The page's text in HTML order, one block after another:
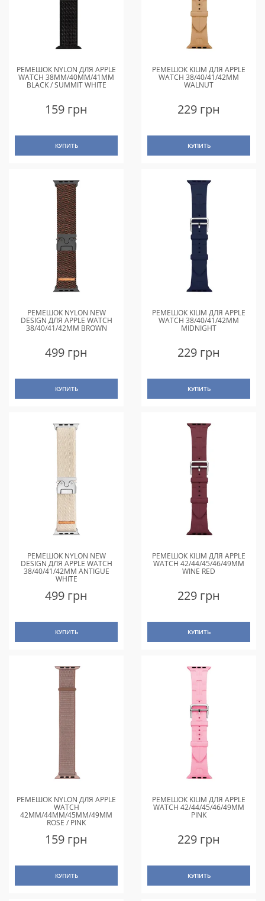
РЕМЕШОК NYLON ДЛЯ APPLE
WATCH 38MM/40MM/41MM
BLACK / SUMMIT WHITE
159 грн
КУПИТЬ
РЕМЕШОК KILIM ДЛЯ APPLE
WATCH 38/40/41/42MM
WALNUT
229 грн
КУПИТЬ
РЕМЕШОК NYLON NEW
DESIGN ДЛЯ APPLE WATCH
38/40/41/42MM BROWN
499 грн
КУПИТЬ
РЕМЕШОК KILIM ДЛЯ APPLE
WATCH 38/40/41/42MM
MIDNIGHT
229 грн
КУПИТЬ
РЕМЕШОК NYLON NEW
DESIGN ДЛЯ APPLE WATCH
38/40/41/42MM ANTIGUE
WHITE
499 грн
КУПИТЬ
РЕМЕШОК KILIM ДЛЯ APPLE
WATCH 42/44/45/46/49MM
WINE RED
229 грн
КУПИТЬ
РЕМЕШОК NYLON ДЛЯ APPLE
WATCH
42MM/44MM/45MM/49MM
ROSE / PINK
159 грн
КУПИТЬ
РЕМЕШОК KILIM ДЛЯ APPLE
WATCH 42/44/45/46/49MM
PINK
229 грн
КУПИТЬ